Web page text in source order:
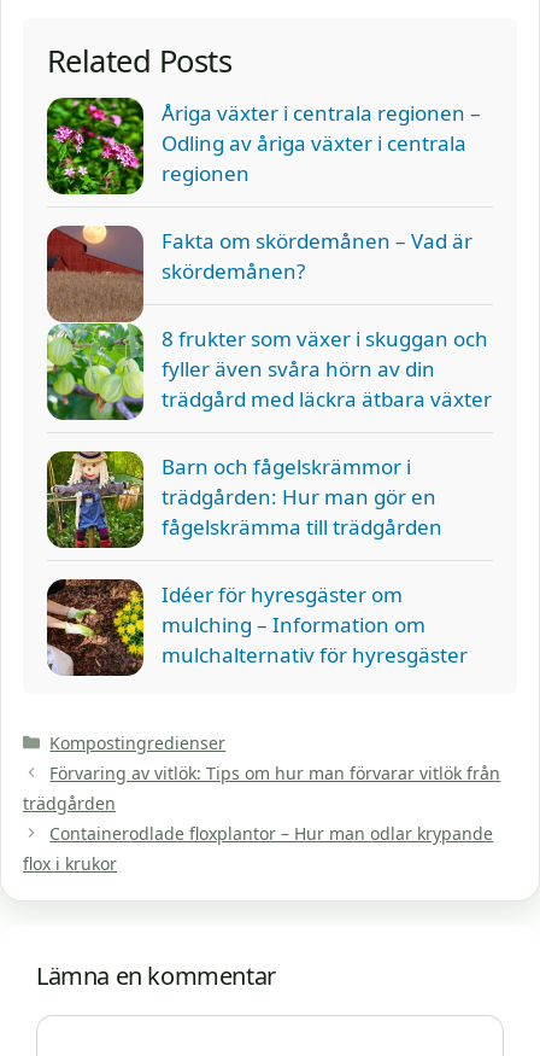
Related Posts
Åriga växter i centrala regionen –
Odling av åriga växter i centrala
regionen
Fakta om skördemånen – Vad är
skördemånen?
8 frukter som växer i skuggan och
fyller även svåra hörn av din
trädgård med läckra ätbara växter
Barn och fågelskrämmor i
trädgården: Hur man gör en
fågelskrämma till trädgården
Idéer för hyresgäster om
mulching – Information om
mulchalternativ för hyresgäster
Kategorier
Kompostingredienser
Förvaring av vitlök: Tips om hur man förvarar vitlök från
trädgården
Containerodlade floxplantor – Hur man odlar krypande
flox i krukor
Lämna en kommentar
Kommentar